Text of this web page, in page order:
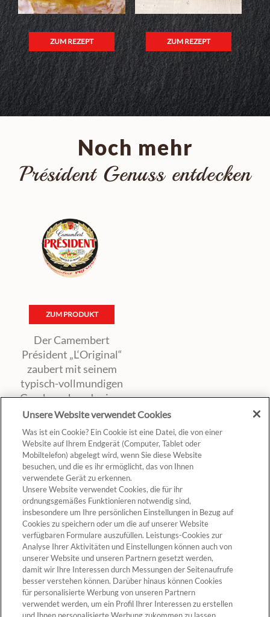
ZUM REZEPT ZUM REZEPT
Noch mehr
Président Genuss entdecken
ZUM PRODUKT
Der Camembert
Président „L‘Original“
zaubert mit seinem
typisch-vollmundigen
Geschmack und seiner
cremigen Konsistenz
original französischen
Camembert-Genuss
auf jeden Tisch und
darf auf keiner
Käseplatte fehlen.
Cookie-Einstellungen
Unsere Website verwendet Cookies
Was ist ein Cookie? Ein Cookie ist eine Datei, die von einer
Website auf Ihrem Endgerät (Computer, Tablet oder
Mobiltelefon) abgelegt wird, wenn Sie diese Website
besuchen, und die es ihr ermöglicht, das von Ihnen
verwendete Gerät zu erkennen.
Unsere Website verwendet Cookies, die für ihr
ordnungsgemäßes Funktionieren notwendig sind,
insbesondere um Ihre persönlichen Einstellungen in Bezug auf
Cookies zu speichern oder um die auf unserer Website
verfügbaren Formulare auszufüllen. Leistungs-Cookies zur
Analyse Ihrer Aktivitäten und Einstellungen können auch von
unserer Website und unseren Partnern gesetzt werden,
damit wir Ihre Interessen durch Messungen der Seitenaufrufe
besser verstehen können. Darüber hinaus können Cookies
für personalisierte Werbung von unseren Partnern
verwendet werden, um ein Profil Ihrer Interessen zu erstellen